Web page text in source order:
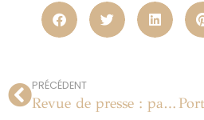
PRÉCÉDENT
Revue de presse : parution dans le magazine Marions-Nous